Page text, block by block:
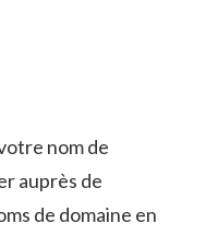
nom de
auprès de
de domaine en